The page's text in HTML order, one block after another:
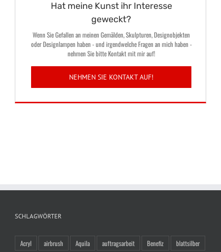
Hat meine Kunst ihr Interesse
geweckt?
Wenn Sie Gefallen an meinen Gemälden, Skulpturen, Designobjekten
oder Designlampen haben - und irgendwelche Fragen an mich haben -
nehmen Sie bitte Kontakt mit mir auf!
NEHMEN SIE KONTAKT AUF!
SCHLAGWÖRTER
Acryl airbrush Aquila auftragsarbeit Benefiz
blattsilber